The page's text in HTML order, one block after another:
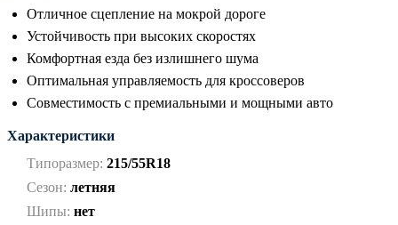
Отличное сцепление на мокрой дороге
Устойчивость при высоких скоростях
Комфортная езда без излишнего шума
Оптимальная управляемость для кроссоверов
Совместимость с премиальными и мощными авто
Характеристики
Типоразмер: 215/55R18
Сезон: летняя
Шипы: нет